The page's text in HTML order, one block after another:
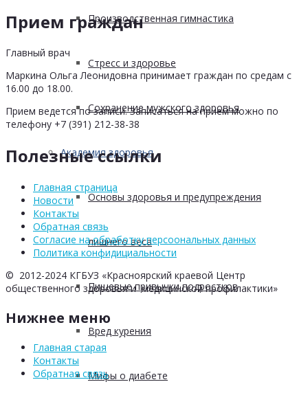
Производственная гимнастика
Стресс и здоровье
Сохранение мужского здоровья
Академия здоровья
Основы здоровья и предупреждения
лишнего веса
Пищевые привычки подростков
Вред курения
Мифы о диабете
Прием граждан
Главный врач
Маркина Ольга Леонидовна принимает граждан по средам с
16.00 до 18.00.
Прием ведется по записи. Записаться на прием можно по
телефону +7 (391) 212-38-38
Полезные ссылки
Главная страница
Новости
Контакты
Обратная связь
Согласие на обработку персоональных данных
Политика конфидициальности
© 2012-2024 КГБУЗ «Красноярский краевой Центр
общественного здоровья и медицинской профилактики»
Нижнее меню
Главная старая
Контакты
Обратная связь